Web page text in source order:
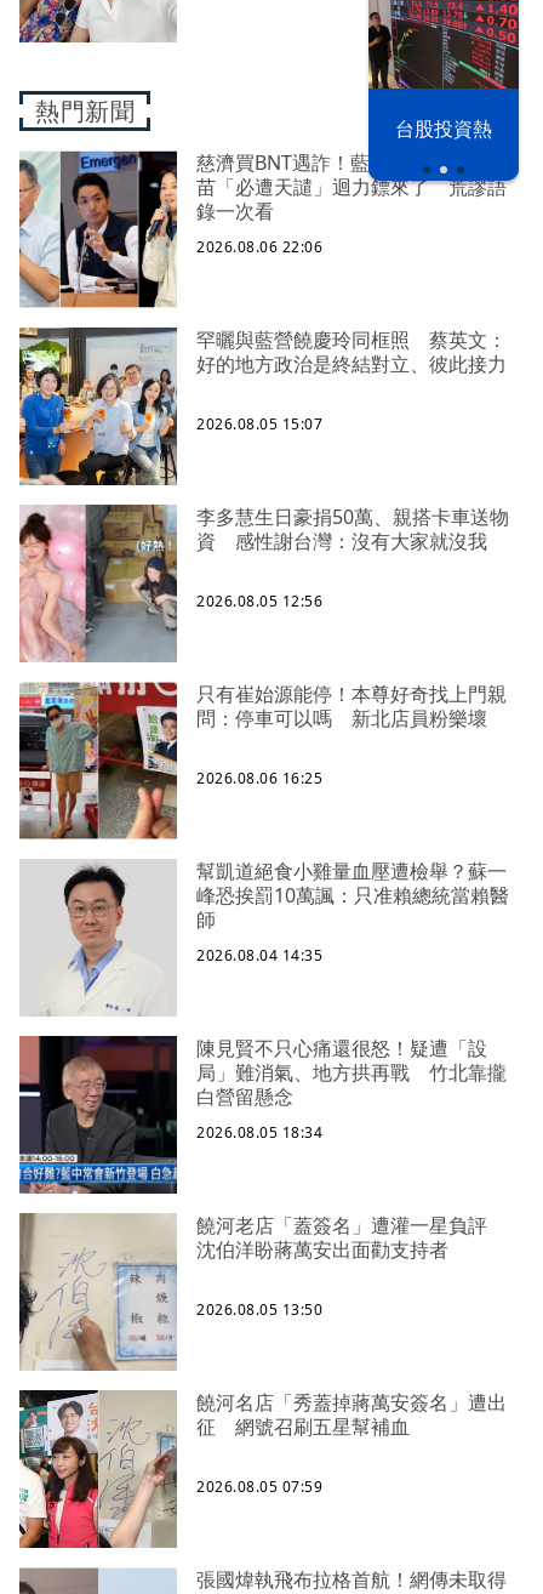
台股投資熱
熱門新聞
慈濟買BNT遇詐！藍白昔嗆政府擋疫
苗「必遭天譴」迴力鏢來了 荒謬語
錄一次看
2026.08.06 22:06
罕曬與藍營饒慶玲同框照 蔡英文：
好的地方政治是終結對立、彼此接力
2026.08.05 15:07
李多慧生日豪捐50萬、親搭卡車送物
資 感性謝台灣：沒有大家就沒我
2026.08.05 12:56
只有崔始源能停！本尊好奇找上門親
問：停車可以嗎 新北店員粉樂壞
2026.08.06 16:25
幫凱道絕食小雞量血壓遭檢舉？蘇一
峰恐挨罰10萬諷：只准賴總統當賴醫
師
2026.08.04 14:35
陳見賢不只心痛還很怒！疑遭「設
局」難消氣、地方拱再戰 竹北靠攏
白營留懸念
2026.08.05 18:34
饒河老店「蓋簽名」遭灌一星負評
沈伯洋盼蔣萬安出面勸支持者
2026.08.05 13:50
饒河名店「秀蓋掉蔣萬安簽名」遭出
征 網號召刷五星幫補血
2026.08.05 07:59
張國煒執飛布拉格首航！網傳未取得